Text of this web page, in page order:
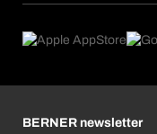
Što nas pokreće
Business Conduct
BERNER newsletter